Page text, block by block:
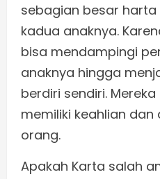
sebagian besar
kadua anaknya.
bisa mendampingi
anaknya hingga
berdiri sendiri.
memiliki keahlian
orang.
Apakah Karta salah